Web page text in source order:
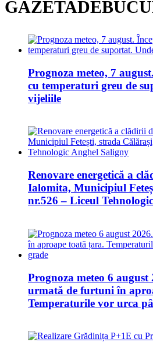
Prognoza meteo, 7
cu temperaturi greu de
vijeliile
Renovare energetică a
Ialomita, Municipiul
nr.526 – Liceul
Prognoza meteo 6 august
urmată de furtuni în
Temperaturile vor urca